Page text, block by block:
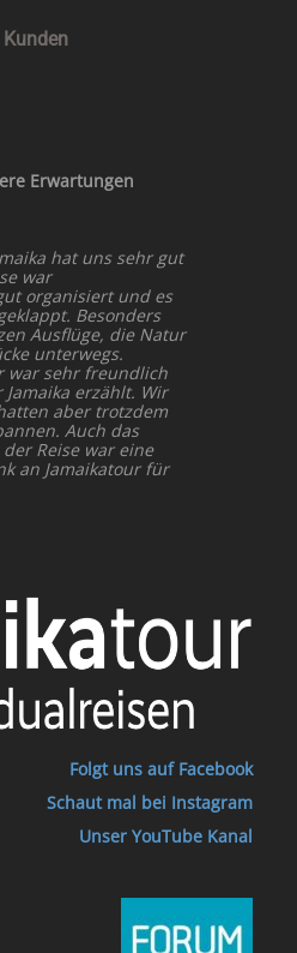
Erwartungen
hat uns sehr gut
war
organisiert und es
Besonders
Ausflüge, die Natur
unterwegs.
war sehr freundlich
erzählt. Wir
aber trotzdem
Auch das
Reise war eine
an Jamaikatour für
Folgt uns auf Facebook
Schaut mal bei Instagram
Unser YouTube Kanal